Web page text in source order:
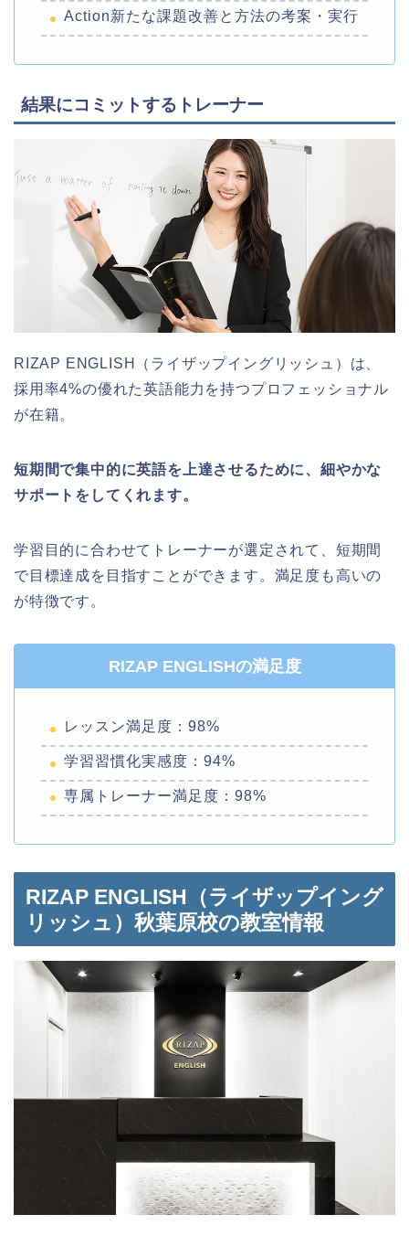
Action新たな課題改善と方法の考案・実行
結果にコミットするトレーナー
RIZAP ENGLISH（ライザップイングリッシュ）は、
採用率4%の優れた英語能力を持つプロフェッショナル
が在籍。
短期間で集中的に英語を上達させるために、細やかな
サポートをしてくれます。
学習目的に合わせてトレーナーが選定されて、短期間
で目標達成を目指すことができます。満足度も高いの
が特徴です。
RIZAP ENGLISHの満足度
レッスン満足度：98%
学習習慣化実感度：94%
専属トレーナー満足度：98%
RIZAP ENGLISH（ライザップイング
リッシュ）秋葉原校の教室情報